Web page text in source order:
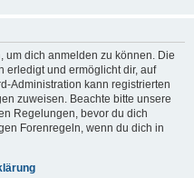
um dich anmelden zu können. Die
erledigt und ermöglicht dir, auf
Administration kann registrierten
zuweisen. Beachte bitte unsere
Regelungen, bevor du dich
Forenregeln, wenn du dich in